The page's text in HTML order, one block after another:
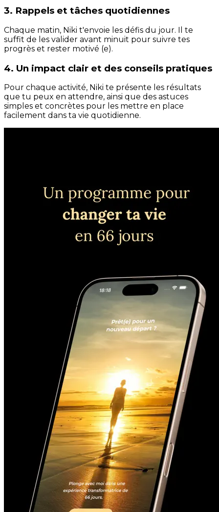
3. Rappels et tâches quotidiennes
Chaque matin, Niki t'envoie les défis du jour. Il te
suffit de les valider avant minuit pour suivre tes
progrès et rester motivé (e).
4. Un impact clair et des conseils pratiques
Pour chaque activité, Niki te présente les résultats
que tu peux en attendre, ainsi que des astuces
simples et concrètes pour les mettre en place
facilement dans ta vie quotidienne.